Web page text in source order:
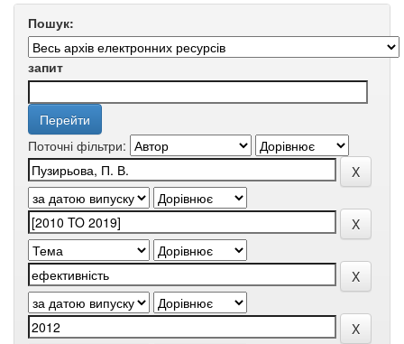
Пошук:
запит
Поточні фільтри: